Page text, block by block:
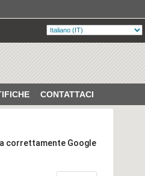
CONTATTACI
correttamente Google